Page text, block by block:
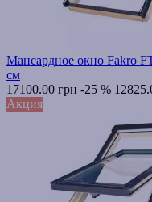
Мансардное окно Fakro
см
17100.00 грн -25 %
Акция